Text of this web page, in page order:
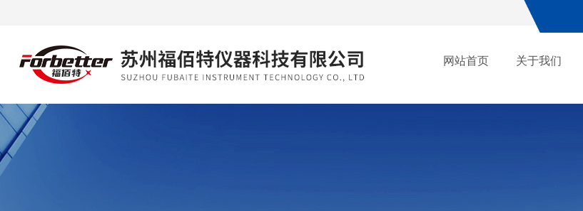
网站首页 关于我们